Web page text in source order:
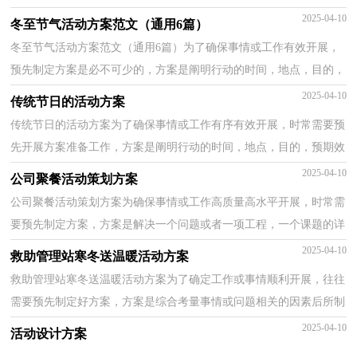
重点、实施步骤、政策措施、具体要求等项目。那...
冬至节气活动方案范文（通用6篇） 2025-04-10
冬至节气活动方案范文（通用6篇）为了确保事情或工作有效开展，
预先制定方案是必不可少的，方案是阐明行动的时间，地点，目的，
预期效果，预算及方法等的书面计划。我们应该怎么制定方案呢？...
传统节日的活动方案 2025-04-10
传统节日的活动方案为了确保事情或工作有序有效开展，时常需要预
先开展方案准备工作，方案是阐明行动的时间，地点，目的，预期效
果，预算及方法等的书面计划。那要怎么制定科学的方案呢...
公司聚餐活动策划方案 2025-04-10
公司聚餐活动策划方案为确保事情或工作高质量高水平开展，时常需
要预先制定方案，方案是解决一个问题或者一项工程，一个课题的详
细过程。那么应当如何制定方案呢？以下是小编精心整...
救助管理站寒冬送温暖活动方案 2025-04-10
救助管理站寒冬送温暖活动方案为了确定工作或事情顺利开展，往往
需要预先制定好方案，方案是综合考量事情或问题相关的因素后所制
定的书面计划。那么优秀的方案是什么样的呢？下面...
活动设计方案 2025-04-10